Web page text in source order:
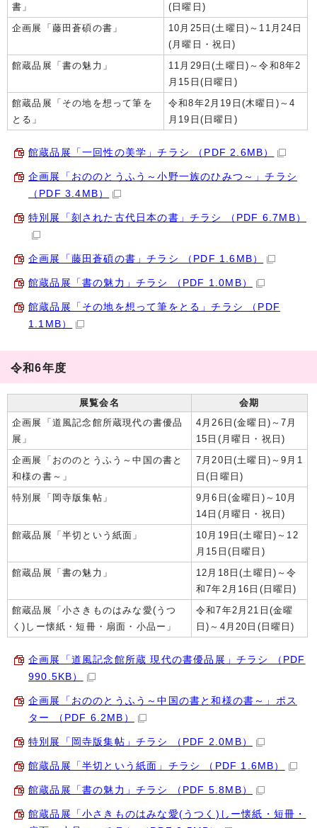
書」
(日曜日)
企画展「藤田蒼碩の書」
10月25日(土曜日)～11月24日
(月曜日・祝日)
館蔵品展「書の魅力」
11月29日(土曜日)～令和8年2
月15日(日曜日)
館蔵品展「その地を想って筆を
とる」
令和8年2月19日(木曜日)～4
月19日(日曜日)
館蔵品展「一回性の美学」チラシ （PDF 2.6MB）
企画展「おののとうふう～小野一族のひみつ～」チラシ
（PDF 3.4MB）
特別展「刻された古代日本の書」チラシ （PDF 6.7MB）
企画展「藤田蒼碩の書」チラシ （PDF 1.6MB）
館蔵品展「書の魅力」チラシ （PDF 1.0MB）
館蔵品展「その地を想って筆をとる」チラシ （PDF
1.1MB）
令和6年度
展覧会名
会期
企画展「道風記念館所蔵現代の書優品
展」
4月26日(金曜日)～7月
15日(月曜日・祝日)
企画展「おののとうふう～中国の書と
和様の書～」
7月20日(土曜日)～9月1
日(日曜日)
特別展「岡寺版集帖」
9月6日(金曜日)～10月
14日(月曜日・祝日)
館蔵品展「半切という紙面」
10月19日(土曜日)～12
月15日(日曜日)
館蔵品展「書の魅力」
12月18日(土曜日)～令
和7年2月16日(日曜日)
館蔵品展「小さきものはみな愛(うつ
く)しー懐紙・短冊・扇面・小品ー」
令和7年2月21日(金曜
日)～4月20日(日曜日)
企画展「道風記念館所蔵 現代の書優品展」チラシ （PDF
990.5KB）
企画展「おののとうふう～中国の書と和様の書～」ポス
ター （PDF 6.2MB）
特別展「岡寺版集帖」チラシ （PDF 2.0MB）
館蔵品展「半切という紙面」チラシ （PDF 1.6MB）
館蔵品展「書の魅力」チラシ （PDF 5.8MB）
館蔵品展「小さきものはみな愛(うつく)しー懐紙・短冊・